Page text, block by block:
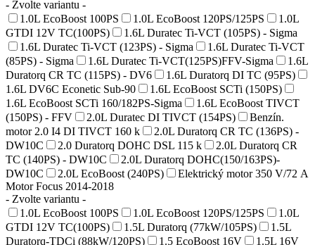
- Zvolte variantu -
1.0L EcoBoost 100PS
1.0L EcoBoost 120PS/125PS
1.0L
GTDI 12V TC(100PS)
1.6L Duratec Ti-VCT (105PS) - Sigma
1.6L Duratec Ti-VCT (123PS) - Sigma
1.6L Duratec Ti-VCT
(85PS) - Sigma
1.6L Duratec Ti-VCT(125PS)FFV-Sigma
1.6L
Duratorq CR TC (115PS) - DV6
1.6L Duratorq DI TC (95PS)
1.6L DV6C Econetic Sub-90
1.6L EcoBoost SCTi (150PS)
1.6L EcoBoost SCTi 160/182PS-Sigma
1.6L EcoBoost TIVCT
(150PS) - FFV
2.0L Duratec DI TIVCT (154PS)
Benzín.
motor 2.0 I4 DI TIVCT 160 k
2.0L Duratorq CR TC (136PS) -
DW10C
2.0 Duratorq DOHC DSL 115 k
2.0L Duratorq CR
TC (140PS) - DW10C
2.0L Duratorq DOHC(150/163PS)-
DW10C
2.0L EcoBoost (240PS)
Elektrický motor 350 V/72 A
Motor Focus 2014-2018
- Zvolte variantu -
1.0L EcoBoost 100PS
1.0L EcoBoost 120PS/125PS
1.0L
GTDI 12V TC(100PS)
1.5L Duratorq (77kW/105PS)
1.5L
Duratorq-TDCi (88kW/120PS)
1.5 EcoBoost 16V
1.5L 16V